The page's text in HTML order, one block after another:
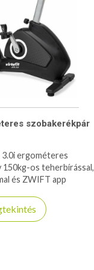
szobakerékpár
ergométeres
150kg-os teherbírással,
és ZWIFT app